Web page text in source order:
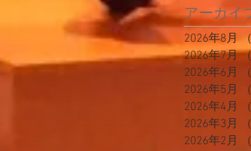
アーカイ
2026年8月
2026年7月
2026年6月
2026年5月
2026年4月
2026年3月
2026年2月